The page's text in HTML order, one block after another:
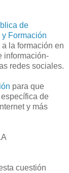
de
Formación
la formación en
información-
redes sociales.
para que
de
y más
cuestión